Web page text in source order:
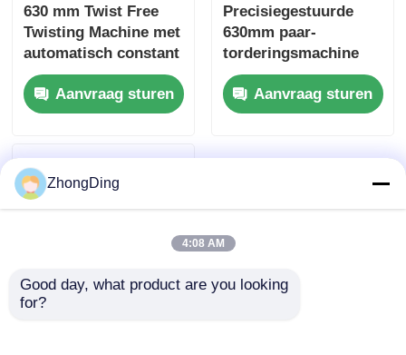
630 mm Twist Free
Twisting Machine met
automatisch constant
spanningssysteem
aanraakscherm
Aanvraag sturen
Precisiegestuurde
630mm paar-
torderingsmachine
voor continue
hogesnelheidsproductie
Aanvraag sturen
ZhongDing
4:08 AM
Good day, what product are you looking
for?